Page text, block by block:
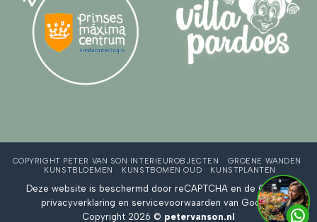
COPYRIGHT PETER VAN SON INTERIEUROBJECTEN
GROENE WANDEN
KUNSTBLOEMEN
KUNSTBOMEN OUD KUNSTPLANTEN
Deze website is beschermd door reCAPTCHA en de Google
privacyverklaring en servicevoorwaarden van Google.
Copyright 2026 © petervanson.nl